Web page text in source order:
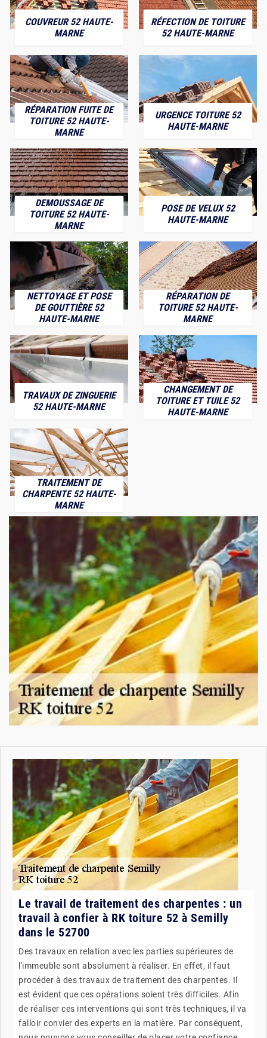
COUVREUR 52 HAUTE-
MARNE
RÉFECTION DE TOITURE
52 HAUTE-MARNE
RÉPARATION FUITE DE
TOITURE 52 HAUTE-
MARNE
URGENCE TOITURE 52
HAUTE-MARNE
DEMOUSSAGE DE
TOITURE 52 HAUTE-
MARNE
POSE DE VELUX 52
HAUTE-MARNE
NETTOYAGE ET POSE
DE GOUTTIÈRE 52
HAUTE-MARNE
RÉPARATION DE
TOITURE 52 HAUTE-
MARNE
TRAVAUX DE ZINGUERIE
52 HAUTE-MARNE
CHANGEMENT DE
TOITURE ET TUILE 52
HAUTE-MARNE
TRAITEMENT DE
CHARPENTE 52 HAUTE-
MARNE
Le travail de traitement des charpentes : un
travail à confier à RK toiture 52 à Semilly
dans le 52700
Des travaux en relation avec les parties supérieures de
l'immeuble sont absolument à réaliser. En effet, il faut
procéder à des travaux de traitement des charpentes. Il
est évident que ces opérations soient très difficiles. Afin
de réaliser ces interventions qui sont très techniques, il va
falloir convier des experts en la matière. Par conséquent,